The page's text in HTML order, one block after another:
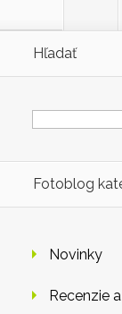
Hľadať
Hľadať:
Fotoblog
Novinky
Recenzie